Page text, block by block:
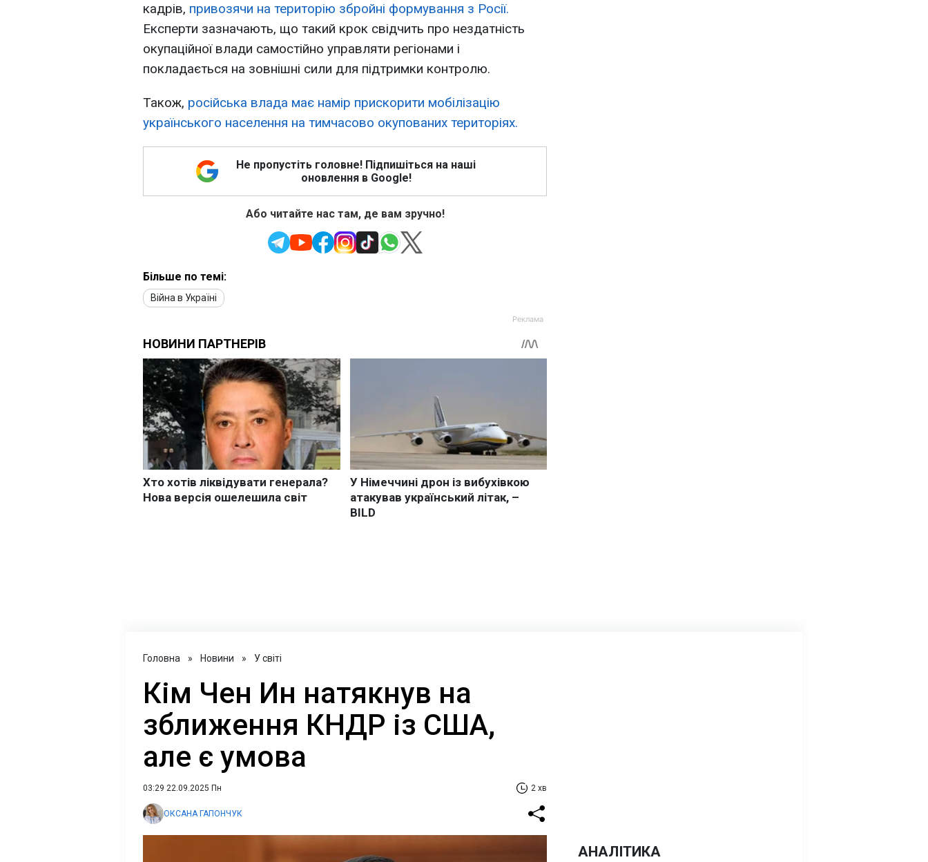
кадрів, привозячи на територію збройні формування з Росії.
Експерти зазначають, що такий крок свідчить про нездатність
окупаційної влади самостійно управляти регіонами і
покладається на зовнішні сили для підтримки контролю.
Також, російська влада має намір прискорити мобілізацію
українського населення на тимчасово окупованих територіях.
Не пропустіть головне! Підпишіться на наші
оновлення в Google!
Або читайте нас там, де вам зручно!
Більше по темі:
Війна в Україні
Головна » Новини » У світі
Кім Чен Ин натякнув на
зближення КНДР із США,
але є умова
03:29 22.09.2025 Пн 2 хв
ОКСАНА ГАПОНЧУК
АНАЛІТИКА